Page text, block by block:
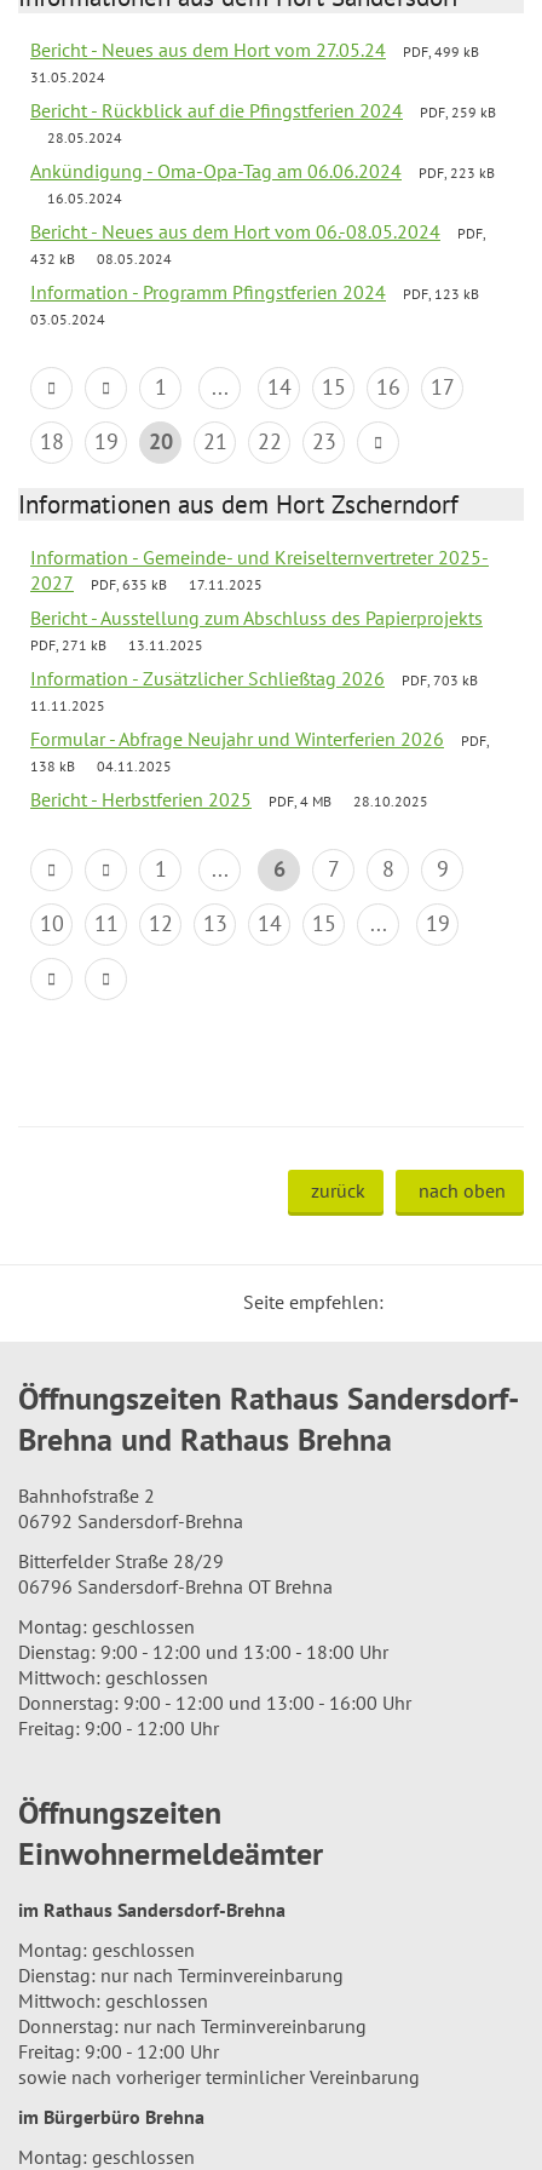
Bericht - Neues aus dem Hort vom 27.05.24
PDF, 499 kB
31.05.2024
Bericht - Rückblick auf die Pfingstferien 2024
PDF, 259 kB
28.05.2024
Ankündigung - Oma-Opa-Tag am 06.06.2024
PDF, 223 kB
16.05.2024
Bericht - Neues aus dem Hort vom 06.-08.05.2024
PDF,
432 kB
08.05.2024
Information - Programm Pfingstferien 2024
PDF, 123 kB
03.05.2024
1 ... 14 15 16
17
18
19 20 21 22 23
Informationen aus dem Hort Zscherndorf
Information - Gemeinde- und Kreiselternvertreter 2025-
2027
PDF, 635 kB 17.11.2025
Bericht - Ausstellung zum Abschluss des Papierprojekts
PDF, 271 kB 13.11.2025
Information - Zusätzlicher Schließtag 2026
PDF, 703 kB
11.11.2025
Formular - Abfrage Neujahr und Winterferien 2026
PDF,
138 kB
04.11.2025
Bericht - Herbstferien 2025 PDF, 4 MB 28.10.2025
1 ... 6 7 8
9
10
11 12 13 14 15 ... 19
zurück nach oben
Seite empfehlen:
Öffnungszeiten Rathaus Sandersdorf-
Brehna und Rathaus Brehna
Bahnhofstraße 2
06792 Sandersdorf-Brehna
Bitterfelder Straße 28/29
06796 Sandersdorf-Brehna OT Brehna
Montag: geschlossen
Dienstag: 9:00 - 12:00 und 13:00 - 18:00 Uhr
Mittwoch: geschlossen
Donnerstag: 9:00 - 12:00 und 13:00 - 16:00 Uhr
Freitag: 9:00 - 12:00 Uhr
Öffnungszeiten
Einwohnermeldeämter
im Rathaus Sandersdorf-Brehna
Montag: geschlossen
Dienstag: nur nach Terminvereinbarung
Mittwoch: geschlossen
Donnerstag: nur nach Terminvereinbarung
Freitag: 9:00 - 12:00 Uhr
sowie nach vorheriger terminlicher Vereinbarung
im Bürgerbüro Brehna
Montag: geschlossen